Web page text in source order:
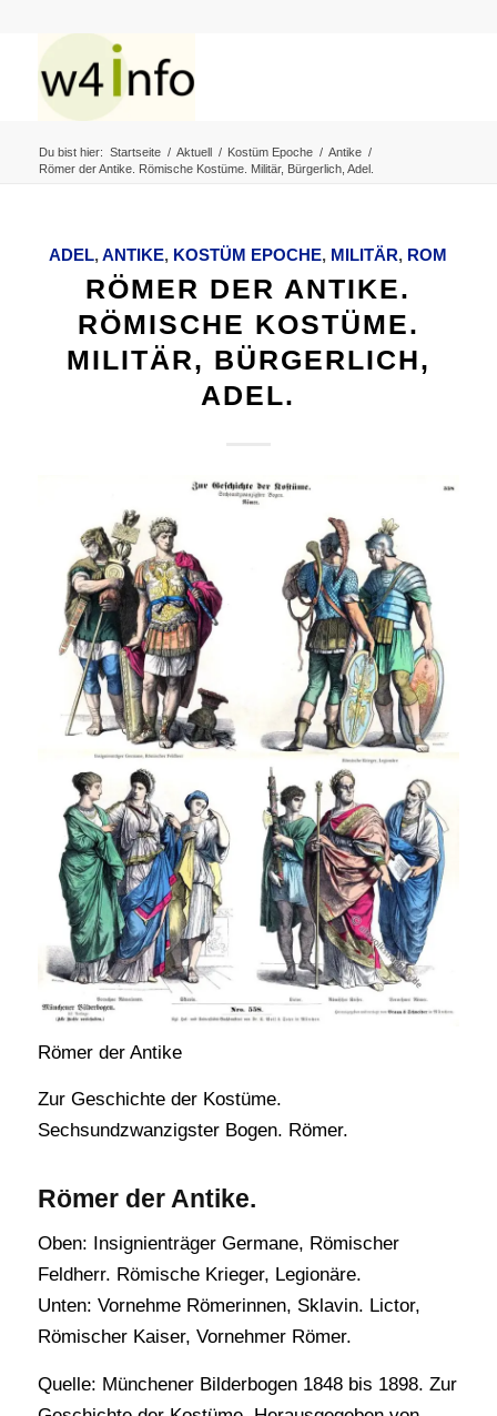
Du bist hier: Startseite / Aktuell / Kostüm Epoche / Antike /
Römer der Antike. Römische Kostüme. Militär, Bürgerlich, Adel.
ADEL,ANTIKE, KOSTÜM EPOCHE, MILITÄR, ROM
RÖMER DER ANTIKE.
RÖMISCHE KOSTÜME.
MILITÄR, BÜRGERLICH,
ADEL.
Römer der Antike
Zur Geschichte der Kostüme.
Sechsundzwanzigster Bogen. Römer.
Römer der Antike.
Oben: Insignienträger Germane, Römischer
Feldherr. Römische Krieger, Legionäre.
Unten: Vornehme Römerinnen, Sklavin. Lictor,
Römischer Kaiser, Vornehmer Römer.
Quelle: Münchener Bilderbogen 1848 bis 1898. Zur